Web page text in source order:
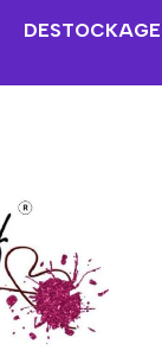
DESTOCKAGE